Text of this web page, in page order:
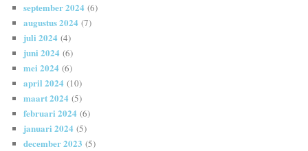
september 2024 (6)
augustus 2024 (7)
juli 2024 (4)
juni 2024 (6)
mei 2024 (6)
april 2024 (10)
maart 2024 (5)
februari 2024 (6)
januari 2024 (5)
december 2023 (5)